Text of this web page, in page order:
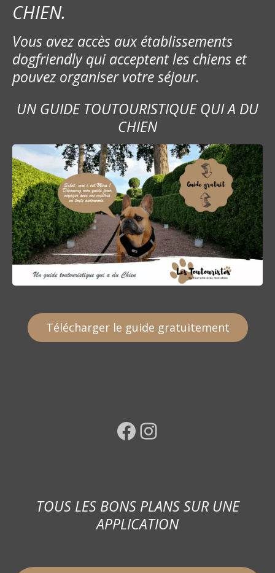
d
e
s
m
e
s
s
a
g
e
CHIEN.
Vous avez accès aux établissements
dogfriendly qui acceptent les chiens et
pouvez organiser votre séjour.
UN GUIDE TOUTOURISTIQUE QUI A DU
CHIEN
Télécharger le guide gratuitement
Facebook Instagram
TOUS LES BONS PLANS SUR UNE
APPLICATION